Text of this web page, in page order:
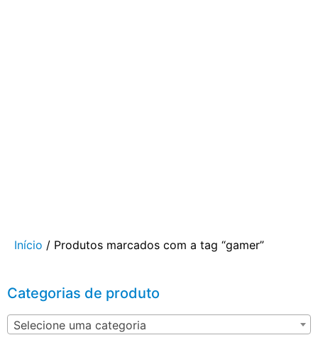
Início / Produtos marcados com a tag “gamer”
Categorias de produto
Selecione uma categoria